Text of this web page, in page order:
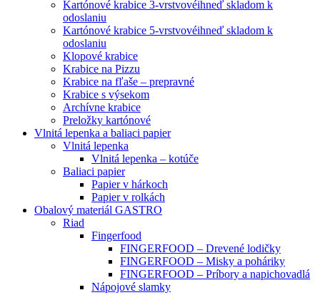
Kartónové krabice 3-vrstvovéihneď skladom k
odoslaniu
Kartónové krabice 5-vrstvovéihneď skladom k
odoslaniu
Klopové krabice
Krabice na Pizzu
Krabice na fľaše – prepravné
Krabice s výsekom
Archívne krabice
Preložky kartónové
Vlnitá lepenka a baliaci papier
Vlnitá lepenka
Vlnitá lepenka – kotúče
Baliaci papier
Papier v hárkoch
Papier v rolkách
Obalový materiál GASTRO
Riad
Fingerfood
FINGERFOOD – Drevené lodičky
FINGERFOOD – Misky a poháriky
FINGERFOOD – Príbory a napichovadlá
Nápojové slamky